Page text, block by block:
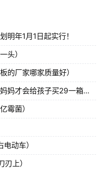
明年1月1日起实行！
头）
的厂家哪家质量好）
孩子买29一箱的临期纯牛奶）
霉菌）
动车）
上）